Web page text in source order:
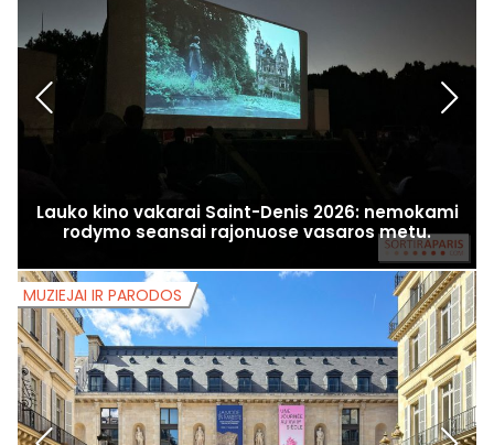
Lauko kino vakarai Saint-Denis 2026: nemokami
rodymo seansai rajonuose vasaros metu.
MUZIEJAI IR PARODOS